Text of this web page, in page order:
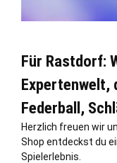
Für Rastdorf:
Expertenwelt,
Federball,
Herzlich freuen wir
Shop entdeckst du
Spielerlebnis.